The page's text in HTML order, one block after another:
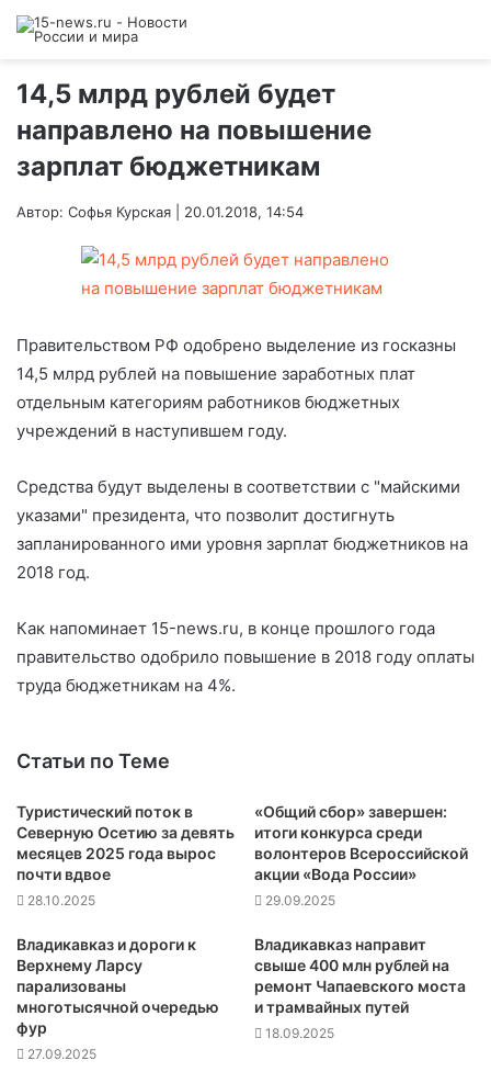
14,5 млрд рублей будет
направлено на повышение
зарплат бюджетникам
Автор: Софья Курская | 20.01.2018, 14:54
Правительством РФ одобрено выделение из госказны
14,5 млрд рублей на повышение заработных плат
отдельным категориям работников бюджетных
учреждений в наступившем году.
Средства будут выделены в соответствии с "майскими
указами" президента, что позволит достигнуть
запланированного ими уровня зарплат бюджетников на
2018 год.
Как напоминает 15-news.ru, в конце прошлого года
правительство одобрило повышение в 2018 году оплаты
труда бюджетникам на 4%.
Статьи по Теме
Туристический поток в
Северную Осетию за девять
месяцев 2025 года вырос
почти вдвое
28.10.2025
«Общий сбор» завершен:
итоги конкурса среди
волонтеров Всероссийской
акции «Вода России»
29.09.2025
Владикавказ и дороги к
Верхнему Ларсу
парализованы
многотысячной очередью
фур
27.09.2025
Владикавказ направит
свыше 400 млн рублей на
ремонт Чапаевского моста
и трамвайных путей
18.09.2025